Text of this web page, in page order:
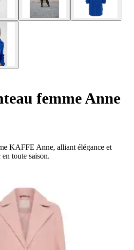
femme Anne
KAFFE Anne, alliant élégance et
toute saison.